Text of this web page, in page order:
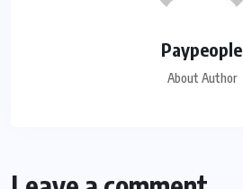
Paypeople
About Author